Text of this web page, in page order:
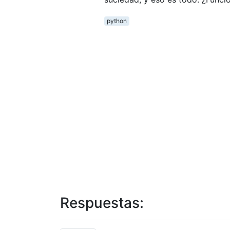
python
Respuestas: